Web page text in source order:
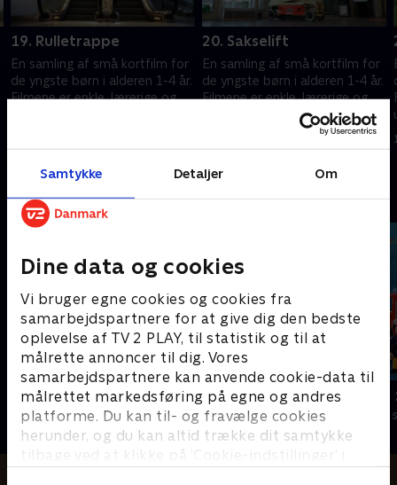
Samtykke Detaljer Om
Dine data og cookies
Vi bruger egne cookies og cookies fra
samarbejdspartnere for at give dig den bedste
oplevelse af TV 2 PLAY, til statistik og til at
målrette annoncer til dig. Vores
samarbejdspartnere kan anvende cookie-data til
målrettet markedsføring på egne og andres
platforme. Du kan til- og fravælge cookies
herunder, og du kan altid trække dit samtykke
tilbage ved at klikke på ’Cookie-indstillinger’ i
19. Rulletrappe
En samling af små kortfilm for
de yngste børn i alderen 1-4 år.
Filmene er enkle, lærerige og
20. Sakselift
En samling af små kortfilm for
de yngste børn i alderen 1-4 år.
Filmene er enkle, lærerige og
16. februar 2024 • 1 min
Andre så også
Miniteve: Transportmidler
Børneserier • 1 sæsoner
Brandmand
Børneserier • 1